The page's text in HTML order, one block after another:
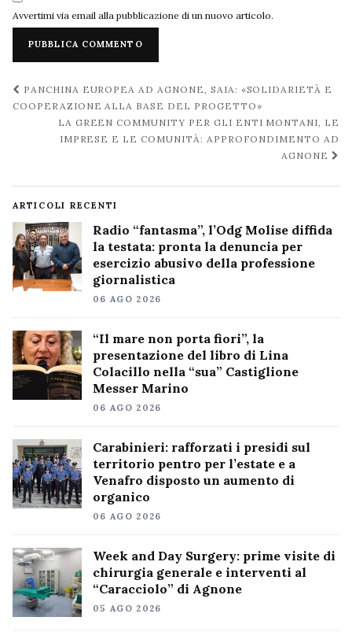
Avvertimi via email alla pubblicazione di un nuovo articolo.
Navigazione
post
PANCHINA EUROPEA AD AGNONE, SAIA: «SOLIDARIETÀ E
COOPERAZIONE ALLA BASE DEL PROGETTO»
LA GREEN COMMUNITY PER GLI ENTI MONTANI, LE
IMPRESE E LE COMUNITÀ: APPROFONDIMENTO AD
AGNONE
ARTICOLI RECENTI
Radio “fantasma”, l’Odg Molise diffida
la testata: pronta la denuncia per
esercizio abusivo della professione
giornalistica
06 AGO 2026
“Il mare non porta fiori”, la
presentazione del libro di Lina
Colacillo nella “sua” Castiglione
Messer Marino
06 AGO 2026
Carabinieri: rafforzati i presidi sul
territorio pentro per l’estate e a
Venafro disposto un aumento di
organico
06 AGO 2026
Week and Day Surgery: prime visite di
chirurgia generale e interventi al
“Caracciolo” di Agnone
05 AGO 2026